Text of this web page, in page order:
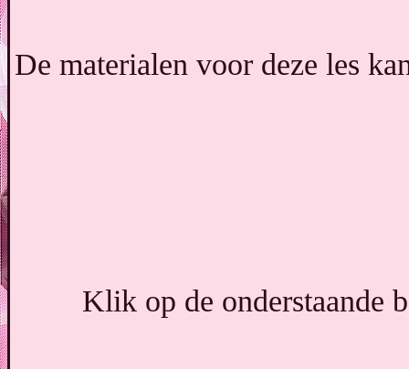
De materialen voor deze les
Klik op de onderstaande